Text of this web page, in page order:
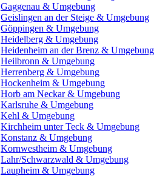
Gaggenau & Umgebung
Geislingen an der Steige & Umgebung
Göppingen & Umgebung
Heidelberg & Umgebung
Heidenheim an der Brenz & Umgebung
Heilbronn & Umgebung
Herrenberg & Umgebung
Hockenheim & Umgebung
Horb am Neckar & Umgebung
Karlsruhe & Umgebung
Kehl & Umgebung
Kirchheim unter Teck & Umgebung
Konstanz & Umgebung
Kornwestheim & Umgebung
Lahr/Schwarzwald & Umgebung
Laupheim & Umgebung